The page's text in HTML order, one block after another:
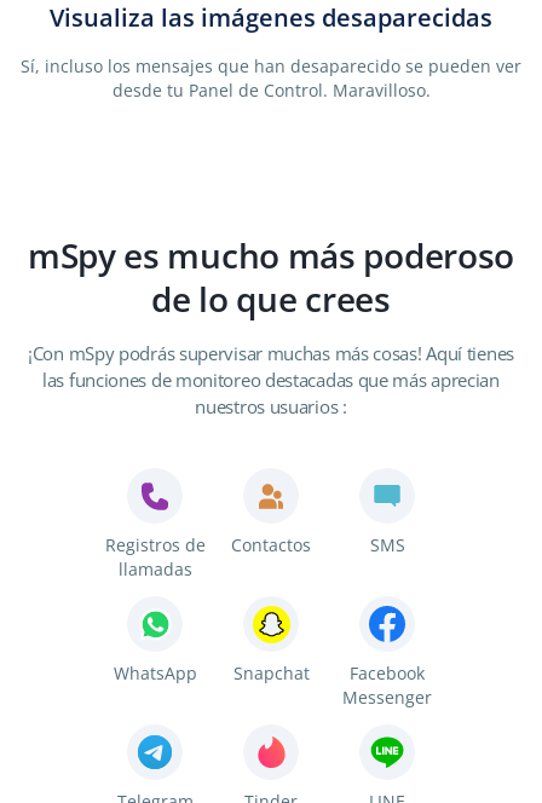
Visualiza las imágenes desaparecidas
Sí, incluso los mensajes que han desaparecido se pueden ver
desde tu Panel de Control. Maravilloso.
mSpy es mucho más poderoso
de lo que crees
¡Con mSpy podrás supervisar muchas más cosas! Aquí tienes
las funciones de monitoreo destacadas que más aprecian
nuestros usuarios :
Registros de
llamadas
Contactos SMS
WhatsApp Snapchat
Facebook
Messenger